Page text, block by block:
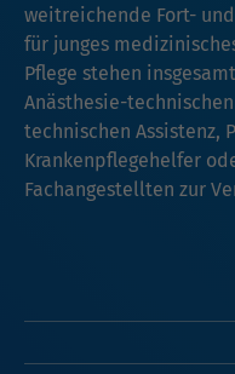
weitreichende Fort-
für junges
Pflege stehen
Anästhesie-
technischen Assistenz,
Krankenpflegehelfer
Fachangestellten zur